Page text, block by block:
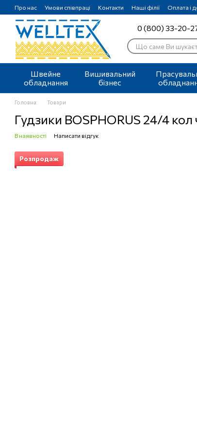
Перейти до основного контенту
Про нас Умови співпраці Контакти Наші філії Оплата і
0 (800) 33-20-27
Швейне
обладнання
Вишивальний
бізнес
Головна Товари
Гудзики BOSPHORUS 24/4
В наявності Написати відгук
Розпродаж